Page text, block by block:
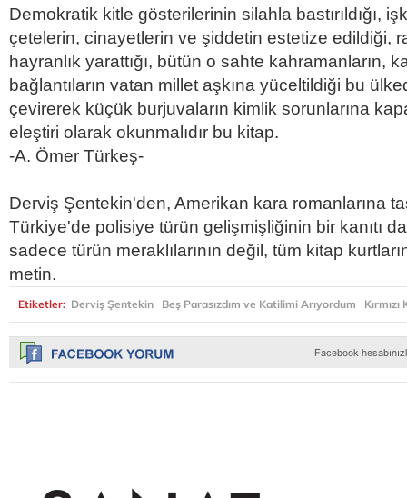
Demokratik kitle gösterilerinin silahla bastırıldığı,
çetelerin, cinayetlerin ve şiddetin estetize edildiği,
hayranlık yarattığı, bütün o sahte kahramanların,
bağlantıların vatan millet aşkına yüceltildiği bu
çevirerek küçük burjuvaların kimlik sorunlarına
eleştiri olarak okunmalıdır bu kitap.
-A. Ömer Türkeş-
Derviş Şentekin'den, Amerikan kara romanlarına
Türkiye'de polisiye türün gelişmişliğinin bir kanıtı
sadece türün meraklılarının değil, tüm kitap
metin.
Etiketler: Derviş Şentekin Beş Parasızdım ve Katilimi Arıyordum Kırmızı